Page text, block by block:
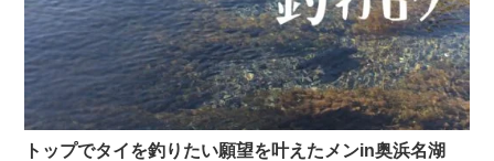
トップでタイを釣りたい願望を叶えたメンin奥浜名湖